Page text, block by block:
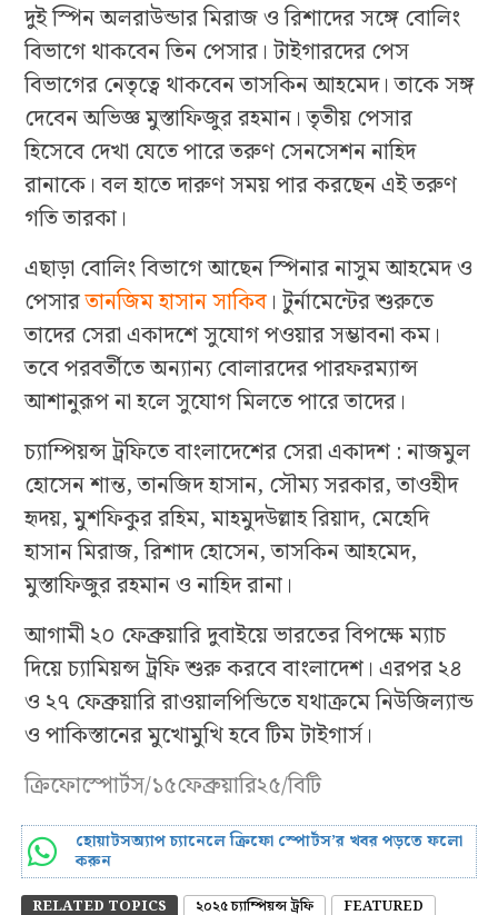
দুই স্পিন অলরাউন্ডার মিরাজ ও রিশাদের সঙ্গে বোলিং
বিভাগে থাকবেন তিন পেসার। টাইগারদের পেস
বিভাগের নেতৃত্বে থাকবেন তাসকিন আহমেদ। তাকে সঙ্গ
দেবেন অভিজ্ঞ মুস্তাফিজুর রহমান। তৃতীয় পেসার
হিসেবে দেখা যেতে পারে তরুণ সেনসেশন নাহিদ
রানাকে। বল হাতে দারুণ সময় পার করছেন এই তরুণ
গতি তারকা।
এছাড়া বোলিং বিভাগে আছেন স্পিনার নাসুম আহমেদ ও
পেসারতানজিম হাসান সাকিব। টুর্নামেন্টের শুরুতে
তাদের সেরা একাদশে সুযোগ পওয়ার সম্ভাবনা কম।
তবে পরবর্তীতে অন্যান্য বোলারদের পারফরম্যান্স
আশানুরূপ না হলে সুযোগ মিলতে পারে তাদের।
চ্যাম্পিয়ন্স ট্রফিতে বাংলাদেশের সেরা একাদশ : নাজমুল
হোসেন শান্ত, তানজিদ হাসান, সৌম্য সরকার, তাওহীদ
হৃদয়, মুশফিকুর রহিম, মাহমুদউল্লাহ রিয়াদ, মেহেদি
হাসান মিরাজ, রিশাদ হোসেন, তাসকিন আহমেদ,
মুস্তাফিজুর রহমান ও নাহিদ রানা।
আগামী ২০ ফেব্রুয়ারি দুবাইয়ে ভারতের বিপক্ষে ম্যাচ
দিয়ে চ্যামিয়ন্স ট্রফি শুরু করবে বাংলাদেশ। এরপর ২৪
ও ২৭ ফেব্রুয়ারি রাওয়ালপিন্ডিতে যথাক্রমে নিউজিল্যান্ড
ও পাকিস্তানের মুখোমুখি হবে টিম টাইগার্স।
ক্রিফোস্পোর্টস/১৫ফেব্রুয়ারি২৫/বিটি
হোয়াটসঅ্যাপ চ্যানেলে ক্রিফো স্পোর্টস’র খবর পড়তে ফলো
করুন
RELATED TOPICS ২০২৫ চ্যাম্পিয়ন্স ট্রফি FEATURED